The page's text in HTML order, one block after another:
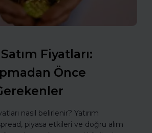
Fiyatları:
Önce
nasıl belirlenir? Yatırım
piyasa etkileri ve doğru alım